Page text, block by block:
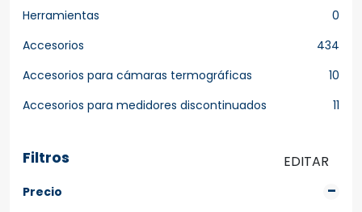
Herramientas
0
Accesorios
434
Accesorios para cámaras termográficas
10
Accesorios para medidores discontinuados
11
Filtros EDITAR
Precio